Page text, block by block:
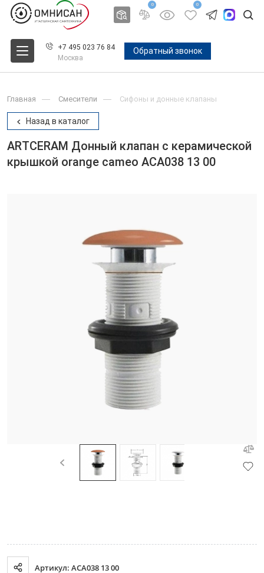
0 0
+7 495 023 76 84
Москва
Обратный звонок
Главная Смесители Сифоны и донные клапаны
Назад в каталог
ARTCERAM Донный клапан с керамической
крышкой orange cameo ACA038 13 00
Артикул: ACA038 13 00